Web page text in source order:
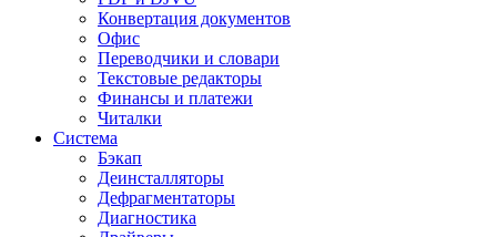
Конвертация документов
Офис
Переводчики и словари
Текстовые редакторы
Финансы и платежи
Читалки
Система
Бэкап
Деинсталляторы
Дефрагментаторы
Диагностика